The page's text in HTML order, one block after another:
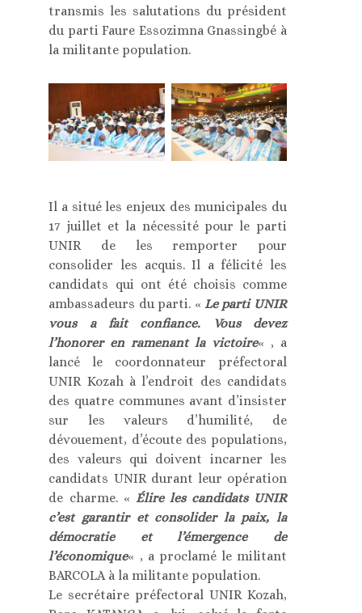
transmis les salutations du président
du parti Faure Essozimna Gnassingbé à
la militante population.
Il a situé les enjeux des municipales du
17 juillet et la nécessité pour le parti
UNIR de les remporter pour
consolider les acquis. Il a félicité les
candidats qui ont été choisis comme
ambassadeurs du parti. « Le parti UNIR
vous a fait confiance. Vous devez
l’honorer en ramenant la victoire« , a
lancé le coordonnateur préfectoral
UNIR Kozah à l’endroit des candidats
des quatre communes avant d’insister
sur les valeurs d’humilité, de
dévouement, d’écoute des populations,
des valeurs qui doivent incarner les
candidats UNIR durant leur opération
de charme. « Élire les candidats UNIR
c’est garantir et consolider la paix, la
démocratie et l’émergence de
l’économique« , a proclamé le militant
BARCOLA à la militante population.
Le secrétaire préfectoral UNIR Kozah,